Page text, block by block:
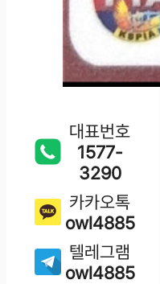
대표번호
1577-
3290
카카오톡
owl4885
텔레그램
owl4885